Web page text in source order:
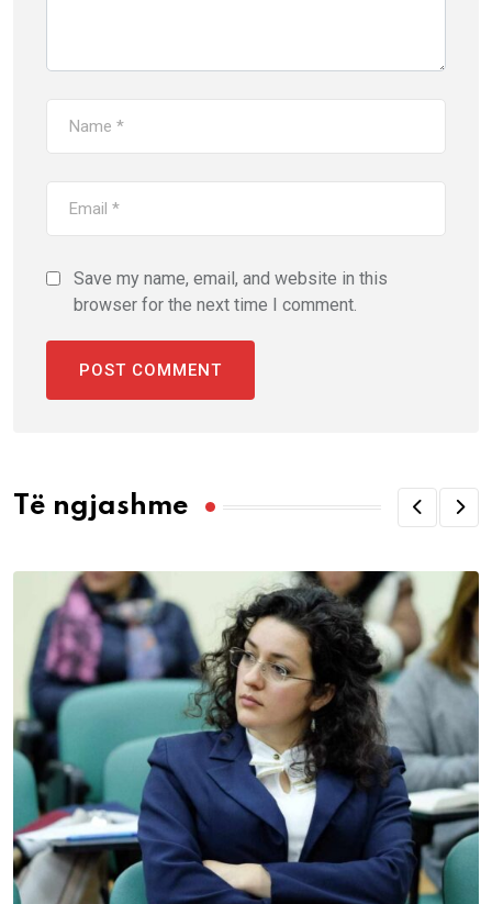
Save my name, email, and website in this
browser for the next time I comment.
Të ngjashme